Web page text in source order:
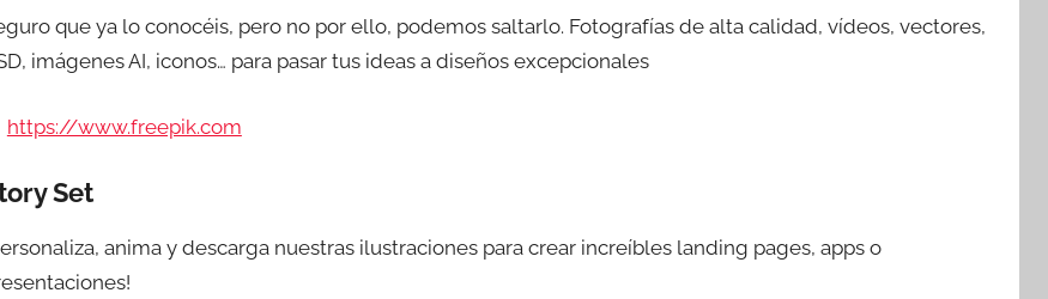
que ya lo conocéis, pero no por ello, podemos saltarlo. Fotografías de alta calidad, vídeos, vectores,
imágenes AI, iconos… para pasar tus ideas a diseños excepcionales
https://www.freepik.com
Set
anima y descarga nuestras ilustraciones para crear increíbles landing pages, apps o